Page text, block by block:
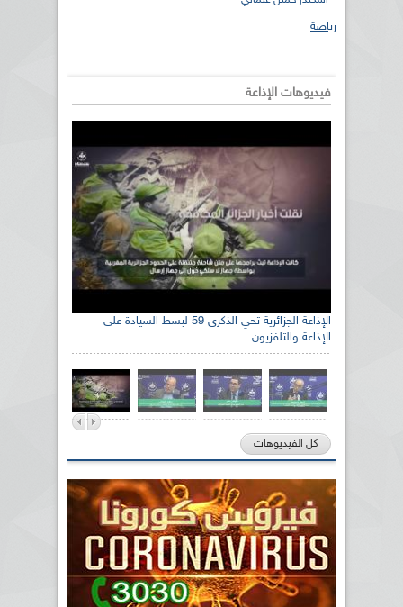
رياضة
فيديوهات الإذاعة
الإذاعة الجزائرية تحي الذكرى 59 لبسط السيادة على
الإذاعة والتلفزيون
كل الفيديوهات